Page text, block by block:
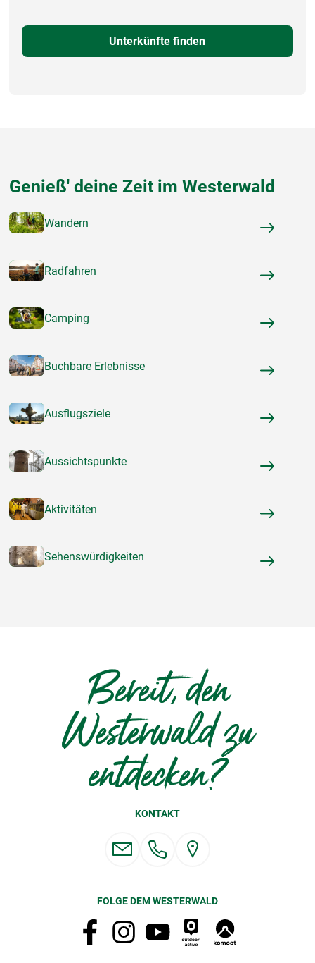
Unterkünfte finden
Genieß' deine Zeit im Westerwald
Wandern
Radfahren
Camping
Buchbare Erlebnisse
Ausflugsziele
Aussichtspunkte
Aktivitäten
Sehenswürdigkeiten
Bereit, den
Westerwald zu
entdecken?
KONTAKT
FOLGE DEM WESTERWALD